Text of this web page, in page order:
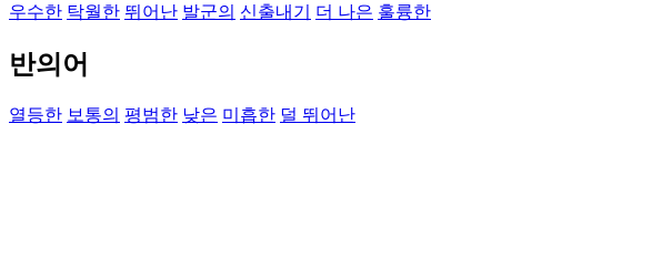
우수한 탁월한 뛰어난 발군의 신출내기 더 나은 훌륭한
반의어
열등한 보통의 평범한 낮은 미흡한 덜 뛰어난